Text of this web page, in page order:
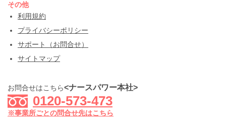
その他
利用規約
プライバシーポリシー
サポート（お問合せ）
サイトマップ
お問合せはこちら<ナースパワー本社>
0120-573-473
※事業所ごとの問合せ先はこちら